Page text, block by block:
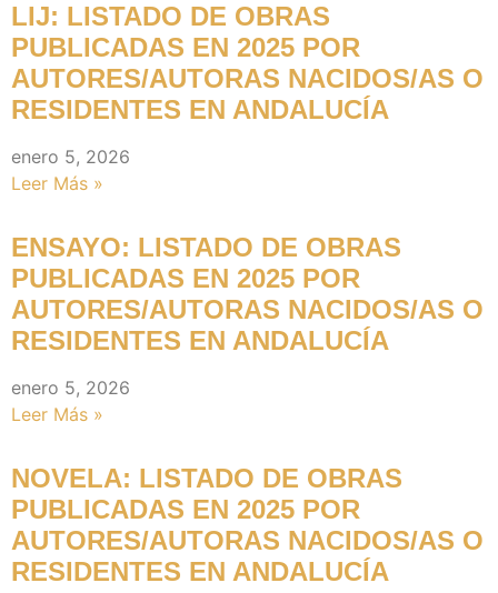
LIJ: LISTADO DE OBRAS
PUBLICADAS EN 2025 POR
AUTORES/AUTORAS NACIDOS/AS O
RESIDENTES EN ANDALUCÍA
enero 5, 2026
Leer Más »
ENSAYO: LISTADO DE OBRAS
PUBLICADAS EN 2025 POR
AUTORES/AUTORAS NACIDOS/AS O
RESIDENTES EN ANDALUCÍA
enero 5, 2026
Leer Más »
NOVELA: LISTADO DE OBRAS
PUBLICADAS EN 2025 POR
AUTORES/AUTORAS NACIDOS/AS O
RESIDENTES EN ANDALUCÍA